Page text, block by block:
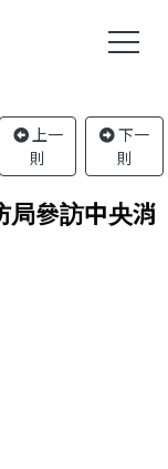
上一
則
下一
則
局參訪中央消